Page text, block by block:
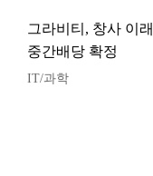
그라비티, 창사 이
중간배당 확정
IT/과학